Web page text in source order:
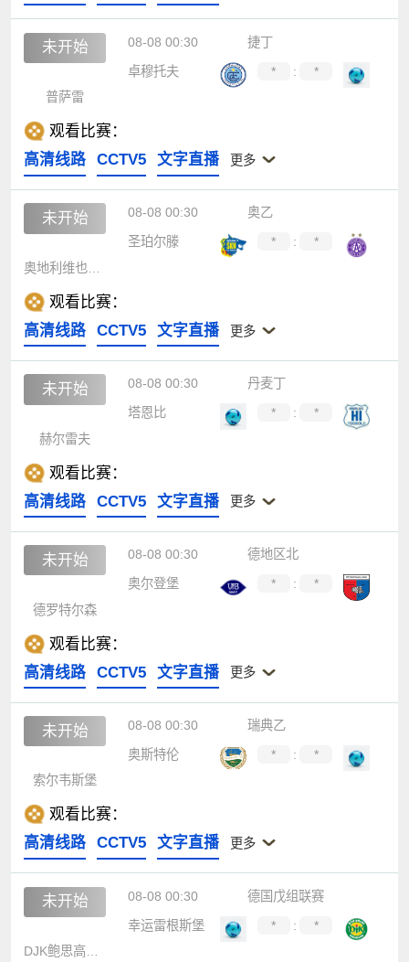
未开始 08-08 00:30
捷丁
卓穆托夫
* :
*
普萨雷
观看比赛：
高清线路
CCTV5 文字直播 更多
未开始 08-08 00:30
奥乙
圣珀尔滕
* :
*
观看比赛：
高清线路
CCTV5 文字直播 更多
未开始 08-08 00:30
丹麦丁
塔恩比
* :
*
赫尔雷夫
观看比赛：
高清线路
CCTV5 文字直播 更多
未开始 08-08 00:30
德地区北
奥尔登堡
* :
*
德罗特尔森
观看比赛：
高清线路
CCTV5 文字直播 更多
未开始 08-08 00:30
瑞典乙
奥斯特伦
* :
*
索尔韦斯堡
观看比赛：
高清线路
CCTV5 文字直播 更多
未开始 08-08 00:30
德国戊组联赛
幸运雷根斯堡
* :
*
DJK鲍思高班贝格